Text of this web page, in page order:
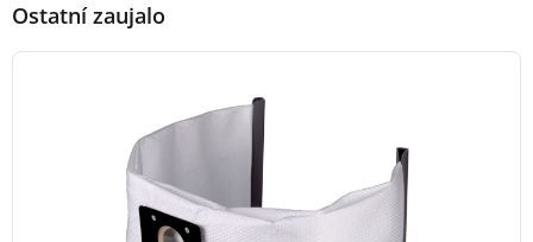
Ostatní zaujalo